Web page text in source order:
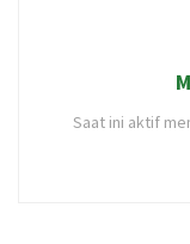
Saat ini aktif